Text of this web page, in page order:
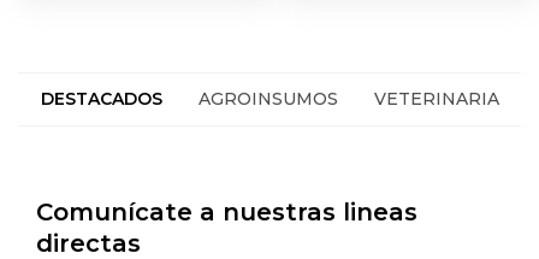
DESTACADOS AGROINSUMOS VETERINARIA
Comunícate a nuestras lineas
directas